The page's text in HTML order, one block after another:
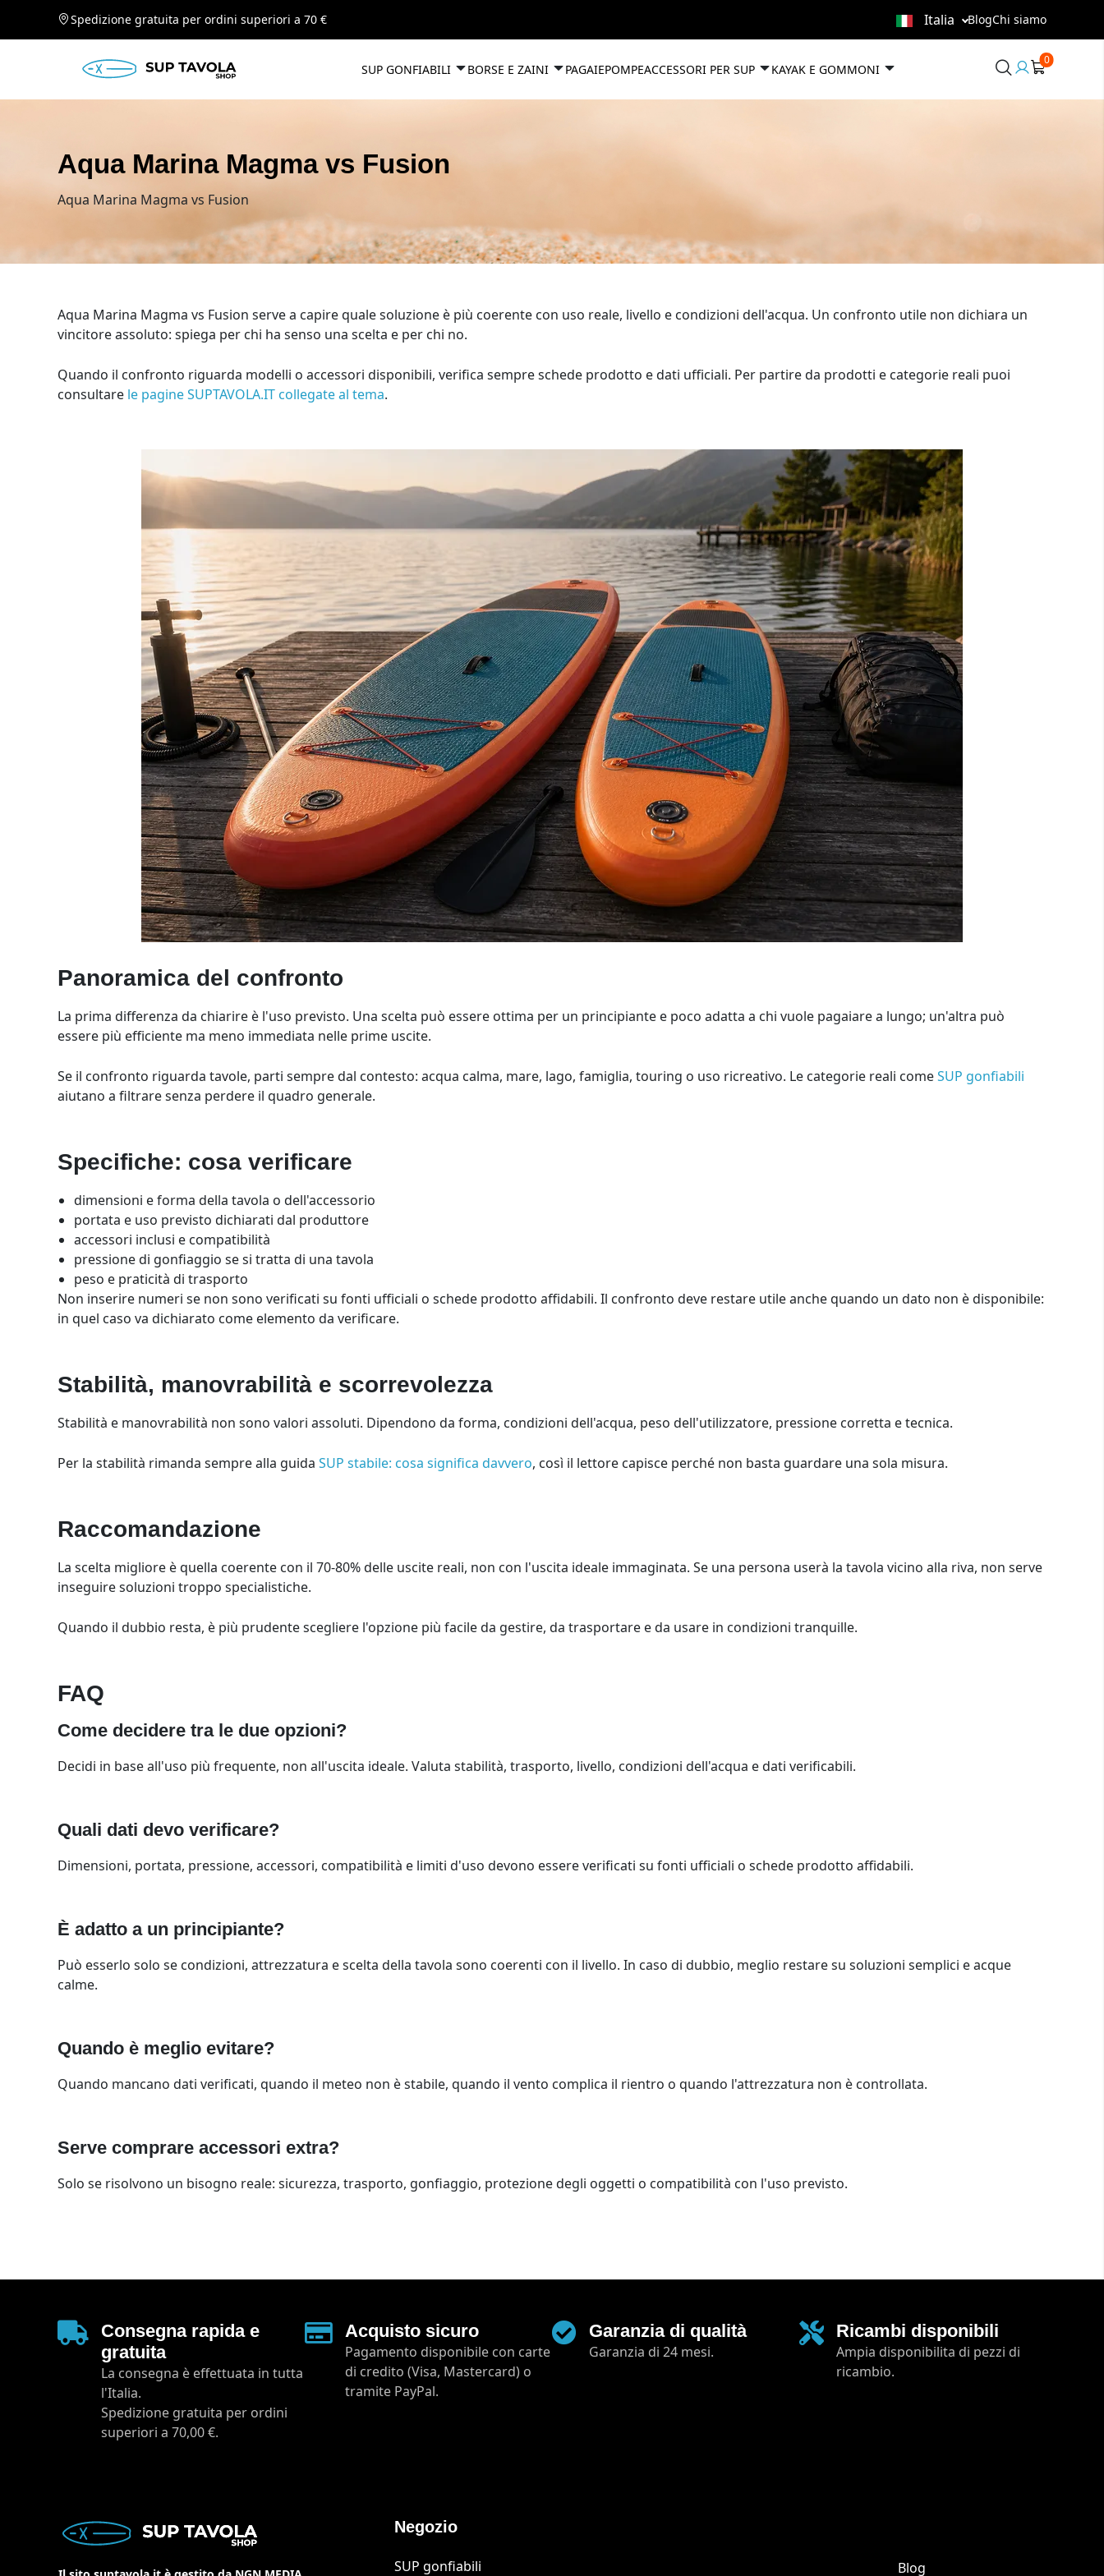
Spedizione gratuita per ordini superiori a 70 € Italia BlogChi siamo
SUP GONFIABILI BORSE E ZAINI PAGAIEPOMPEACCESSORI PER SUP KAYAK E GOMMONI
User
0
Aqua Marina Magma vs Fusion
Aqua Marina Magma vs Fusion
Aqua Marina Magma vs Fusion serve a capire quale soluzione è più coerente con uso reale, livello e condizioni dell'acqua. Un confronto utile non dichiara un
vincitore assoluto: spiega per chi ha senso una scelta e per chi no.
Quando il confronto riguarda modelli o accessori disponibili, verifica sempre schede prodotto e dati ufficiali. Per partire da prodotti e categorie reali puoi
consultare le pagine SUPTAVOLA.IT collegate al tema.
Panoramica del confronto
La prima differenza da chiarire è l'uso previsto. Una scelta può essere ottima per un principiante e poco adatta a chi vuole pagaiare a lungo; un'altra può
essere più efficiente ma meno immediata nelle prime uscite.
Se il confronto riguarda tavole, parti sempre dal contesto: acqua calma, mare, lago, famiglia, touring o uso ricreativo. Le categorie reali comeSUP gonfiabili
aiutano a filtrare senza perdere il quadro generale.
Specifiche: cosa verificare
dimensioni e forma della tavola o dell'accessorio
portata e uso previsto dichiarati dal produttore
accessori inclusi e compatibilità
pressione di gonfiaggio se si tratta di una tavola
peso e praticità di trasporto
Non inserire numeri se non sono verificati su fonti ufficiali o schede prodotto affidabili. Il confronto deve restare utile anche quando un dato non è disponibile:
in quel caso va dichiarato come elemento da verificare.
Stabilità, manovrabilità e scorrevolezza
Stabilità e manovrabilità non sono valori assoluti. Dipendono da forma, condizioni dell'acqua, peso dell'utilizzatore, pressione corretta e tecnica.
Per la stabilità rimanda sempre alla guida SUP stabile: cosa significa davvero, così il lettore capisce perché non basta guardare una sola misura.
Raccomandazione
La scelta migliore è quella coerente con il 70-80% delle uscite reali, non con l'uscita ideale immaginata. Se una persona userà la tavola vicino alla riva, non serve
inseguire soluzioni troppo specialistiche.
Quando il dubbio resta, è più prudente scegliere l'opzione più facile da gestire, da trasportare e da usare in condizioni tranquille.
FAQ
Come decidere tra le due opzioni?
Decidi in base all'uso più frequente, non all'uscita ideale. Valuta stabilità, trasporto, livello, condizioni dell'acqua e dati verificabili.
Quali dati devo verificare?
Dimensioni, portata, pressione, accessori, compatibilità e limiti d'uso devono essere verificati su fonti ufficiali o schede prodotto affidabili.
È adatto a un principiante?
Può esserlo solo se condizioni, attrezzatura e scelta della tavola sono coerenti con il livello. In caso di dubbio, meglio restare su soluzioni semplici e acque
calme.
Quando è meglio evitare?
Quando mancano dati verificati, quando il meteo non è stabile, quando il vento complica il rientro o quando l'attrezzatura non è controllata.
Serve comprare accessori extra?
Solo se risolvono un bisogno reale: sicurezza, trasporto, gonfiaggio, protezione degli oggetti o compatibilità con l'uso previsto.
Consegna rapida e
gratuita
La consegna è effettuata in tutta
l'Italia.
Spedizione gratuita per ordini
superiori a 70,00 €.
Acquisto sicuro
Pagamento disponibile con carte
di credito (Visa, Mastercard) o
tramite PayPal.
Garanzia di qualità
Garanzia di 24 mesi.
Ricambi disponibili
Ampia disponibilita di pezzi di
ricambio.
Negozio
SUP gonfiabili Blog